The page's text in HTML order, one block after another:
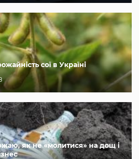
сої в Україні
як не «молитися» на дощ і